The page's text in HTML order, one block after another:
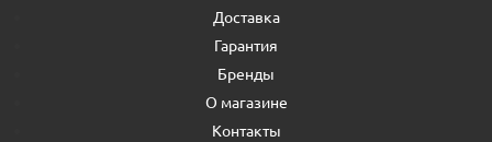
Доставка
Гарантия
Бренды
О магазине
Контакты